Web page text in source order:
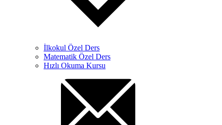
İlkokul Özel Ders
Matematik Özel Ders
Hızlı Okuma Kursu